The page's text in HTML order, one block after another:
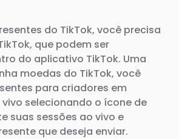
do TikTok, você precisa
que podem ser
do aplicativo TikTok. Uma
moedas do TikTok, você
para criadores em
selecionando o ícone de
suas sessões ao vivo e
que deseja enviar.